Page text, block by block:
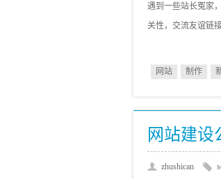
遇到一些站长冤家
关性，交流友谊链
网站
制作
网站建设
zhushican